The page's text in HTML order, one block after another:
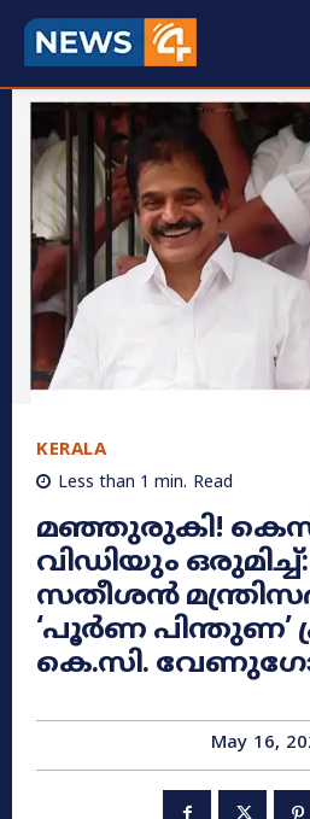
KERALA
Less than 1 min. Read
മഞ്ഞുരുകി!
വിഡിയും ഒരുമിച്ച്:
സതീശൻ
‘പൂർണ പിന്തുണ’
കെ.സി.
May 16,